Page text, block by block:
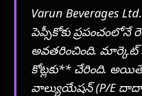
Varun Beverages
పెప్సీకోకు ప్రపంచంలోనే
అవతరించింది. మార్కెట్
కోట్లకు** చేరింది.
వాల్యుయేషన్ (P/E